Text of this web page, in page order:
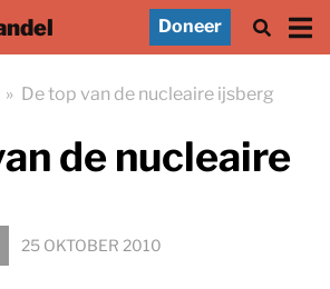
Doneer
» De top van de nucleaire ijsberg
de nucleaire
25 OKTOBER 2010